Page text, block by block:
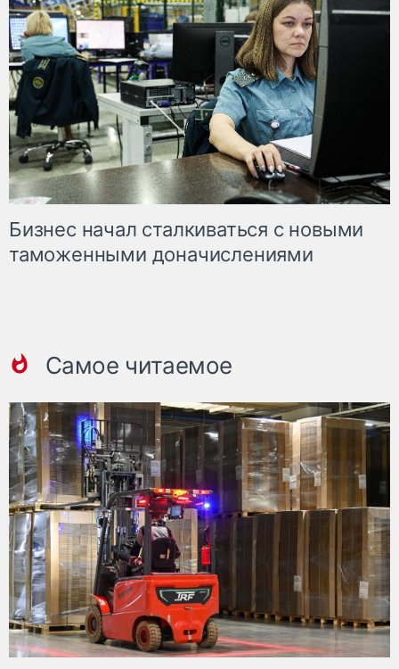
Бизнес начал сталкиваться с новыми
таможенными доначислениями
Самое читаемое